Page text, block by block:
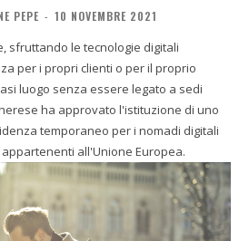
PEPE - 10 NOVEMBRE 2021
sfruttando le tecnologie digitali
per i propri clienti o per il proprio
luogo senza essere legato a sedi
ha approvato l'istituzione di uno
temporaneo per i nomadi digitali
all'Unione Europea.